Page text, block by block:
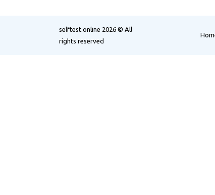
selftest.online 2026 © All
rights reserved